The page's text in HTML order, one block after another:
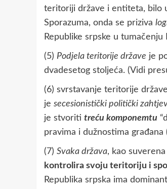
teritoriji države i entiteta, bilo
Sporazuma, onda se priziva
Republike srpske u tumačenju
(5) Podjela teritorije države je
dvadesetog stoljeća. (Vidi
(6) svrstavanje teritorije
je secesionistički politički
je stvoriti treću komponemtu
pravima i dužnostima
(7) Svaka država, kao
kontrolira svoju teritoriju i
Republika srpska ima